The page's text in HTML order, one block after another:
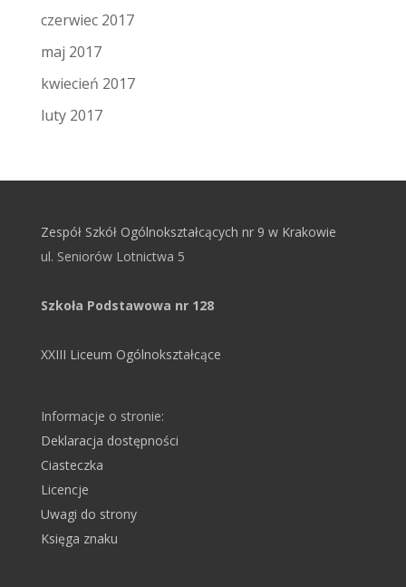
czerwiec 2017
maj 2017
kwiecień 2017
luty 2017
Zespół Szkół Ogólnokształcących nr 9 w Krakowie
ul. Seniorów Lotnictwa 5
Szkoła Podstawowa nr 128
XXIII Liceum Ogólnokształcące
Informacje o stronie:
Deklaracja dostępności
Ciasteczka
Licencje
Uwagi do strony
Księga znaku